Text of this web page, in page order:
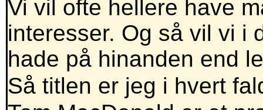
Vi vil ofte hellere have
interesser. Og så vil vi i
hade på hinanden end
Så titlen er jeg i hvert